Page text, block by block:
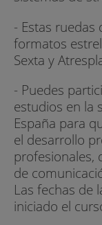
- Estas ruedas
formatos
Sexta y
- Puedes
estudios en la
España para
el desarrollo
profesionales,
de
Las fechas de
iniciado el